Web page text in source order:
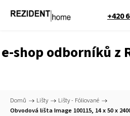
+420
e-shop odborníků z
Domů / Lišty / Lišty - Fóliované /
Obvodová lišta Image 100115, 14 x 50 x